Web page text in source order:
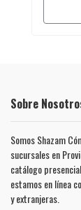
Sobre
Somos Shazam
sucursales en
catálogo
estamos en línea
y extranjeras.